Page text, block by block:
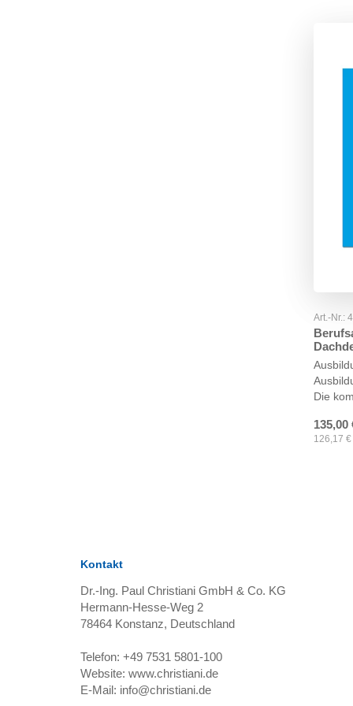
Art.-Nr.:
Die
135,00
126,17 €
Kontakt
Dr.-Ing. Paul Christiani GmbH & Co. KG
Hermann-Hesse-Weg 2
78464 Konstanz, Deutschland
Telefon: +49 7531 5801-100
Website: www.christiani.de
E-Mail: info@christiani.de